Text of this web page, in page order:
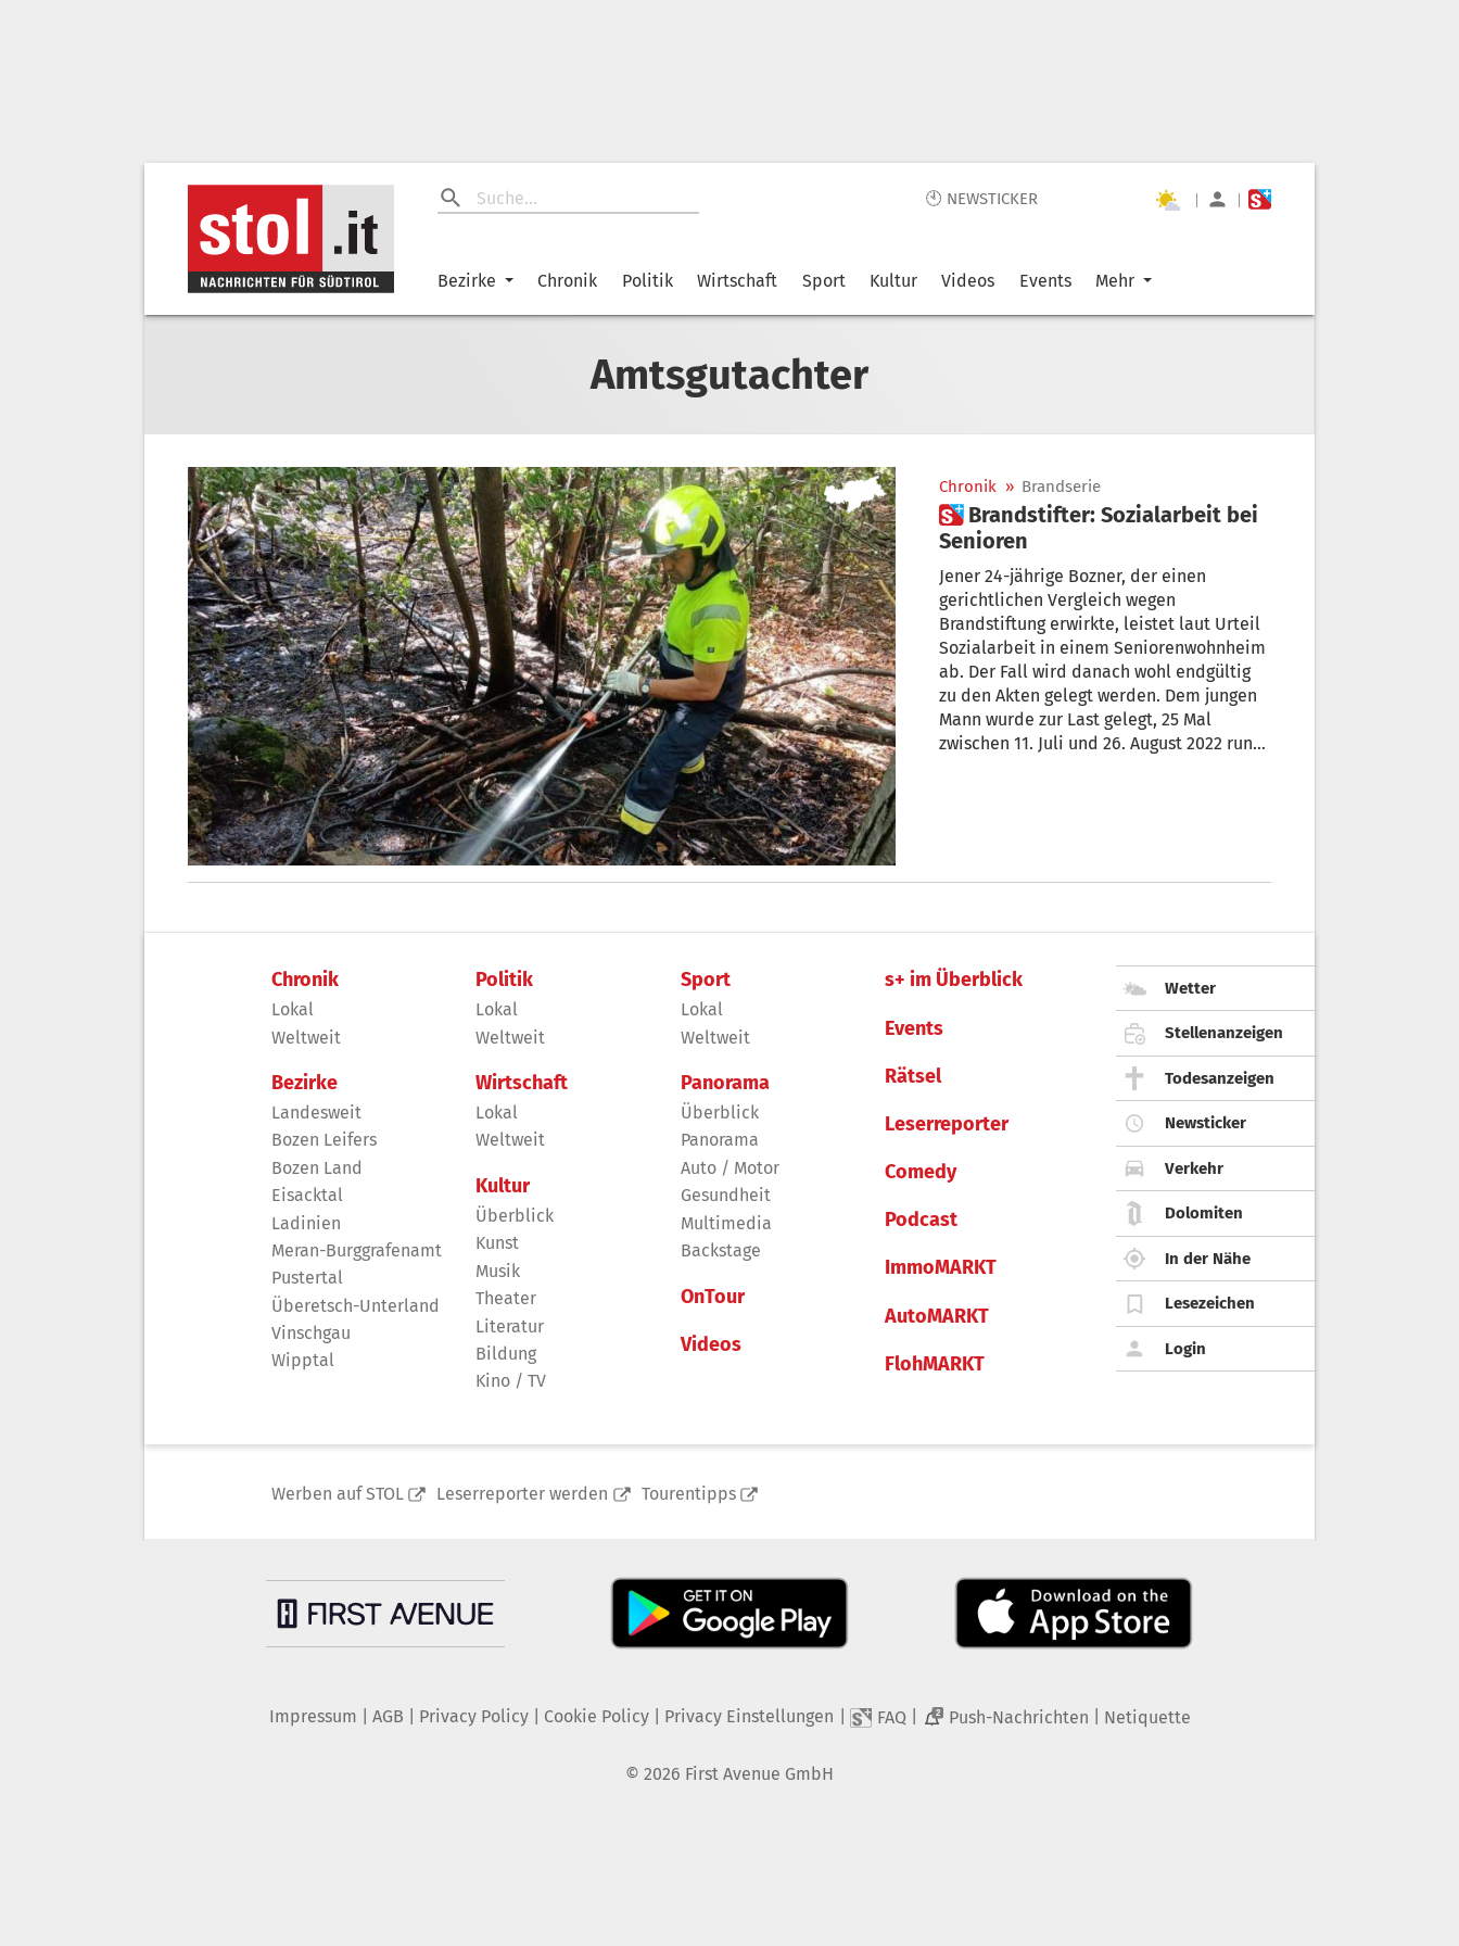
🕙 NEWSTICKER | |
Bezirke Chronik Politik Wirtschaft Sport Kultur Videos Events Mehr
Amtsgutachter
Chronik » Brandserie
 Brandstifter: Sozialarbeit bei
Senioren
Jener 24-jährige Bozner, der einen
gerichtlichen Vergleich wegen
Brandstiftung erwirkte, leistet laut Urteil
Sozialarbeit in einem Seniorenwohnheim
ab. Der Fall wird danach wohl endgültig
zu den Akten gelegt werden. Dem jungen
Mann wurde zur Last gelegt, 25 Mal
zwischen 11. Juli und 26. August 2022 rund
Chronik
Lokal
Weltweit
Bezirke
Landesweit
Bozen Leifers
Bozen Land
Eisacktal
Ladinien
Meran-Burggrafenamt
Pustertal
Überetsch-Unterland
Vinschgau
Wipptal
Politik
Lokal
Weltweit
Wirtschaft
Lokal
Weltweit
Kultur
Überblick
Kunst
Musik
Theater
Literatur
Bildung
Kino / TV
Sport
Lokal
Weltweit
Panorama
Überblick
Panorama
Auto / Motor
Gesundheit
Multimedia
Backstage
OnTour
Videos
s+ im Überblick
Events
Rätsel
Leserreporter
Comedy
Podcast
ImmoMARKT
AutoMARKT
FlohMARKT
Wetter
Stellenanzeigen
Todesanzeigen
Newsticker
Verkehr
Dolomiten
In der Nähe
Lesezeichen
Login
Werben auf STOL Leserreporter werden Tourentipps
Impressum AGB Privacy Policy| Cookie Policy| Privacy Einstellungen FAQ 2 Push-Nachrichten Netiquette
© 2026 First Avenue GmbH